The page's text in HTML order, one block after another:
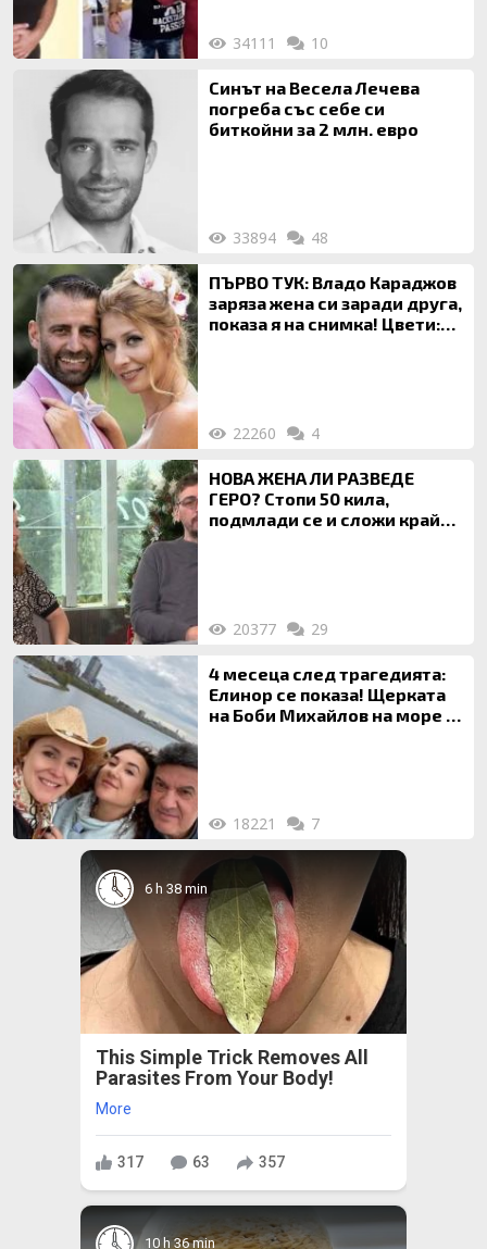
34111 10
Синът на Весела Лечева
погреба със себе си
биткойни за 2 млн. евро
33894 48
ПЪРВО ТУК: Владо Караджов
заряза жена си заради друга,
показа я на снимка! Цвети:
22260 4
НОВА ЖЕНА ЛИ РАЗВЕДЕ
ГЕРО? Стопи 50 кила,
подмлади се и сложи край
20377 29
4 месеца след трагедията:
Елинор се показа! Щерката
на Боби Михайлов на море с
18221 7
6 h 38 min
This Simple Trick Removes All
Parasites From Your Body!
More
317 63 357
10 h 36 min